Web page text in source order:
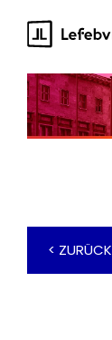
springen
< ZURÜCK